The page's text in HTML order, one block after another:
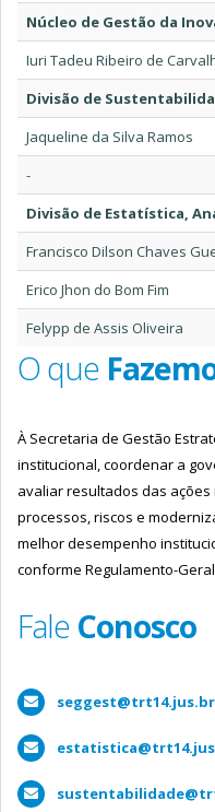
Núcleo de Gestão da
Iuri Tadeu Ribeiro de
Divisão de
Jaqueline da Silva Ramos
-
Divisão de Estatística,
Francisco Dilson Chaves
Erico Jhon do Bom Fim
Felypp de Assis Oliveira
O que
À Secretaria de Gestão
institucional, coordenar a
avaliar resultados das
processos, riscos e
melhor desempenho
conforme Regulamento-
Fale Conosco
seggest@trt14.jus.br